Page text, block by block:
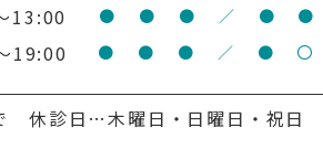
13:00 ● ● ● ／ ● ●
19:00 ● ● ● ／ ● 〇
診日…木曜日・日曜日・祝日